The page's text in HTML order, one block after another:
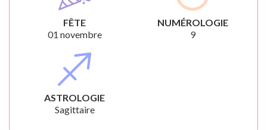
FÊTE
01 novembre
NUMÉROLOGIE
9
ASTROLOGIE
Sagittaire